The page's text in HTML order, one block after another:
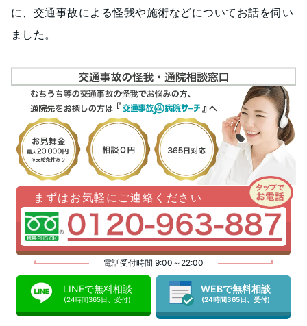
に、交通事故による怪我や施術などについてお話を伺い
ました。
まずはお気軽にご連絡ください
電話受付時間 9:00～22:00
LINEで無料相談
(24時間365日、受付)
WEBで無料相談
(24時間365日、受付)